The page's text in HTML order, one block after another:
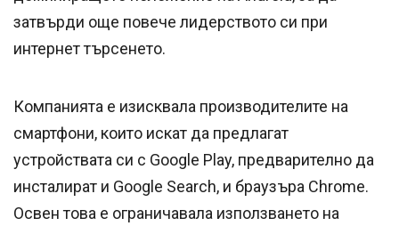
затвърди още повече лидерството си при
интернет търсенето.
Компанията е изисквала производителите на
смартфони, които искат да предлагат
устройствата си с Google Play, предварително да
инсталират и Google Search, и браузъра Chrome.
Освен това е ограничавала използването на